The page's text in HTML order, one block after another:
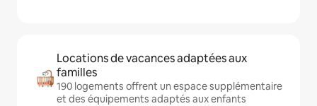
Locations de vacances adaptées aux
familles
190 logements offrent un espace supplémentaire
et des équipements adaptés aux enfants